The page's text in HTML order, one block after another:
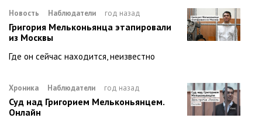
Новость Наблюдатели год назад
Григория Мельконьянца этапировали
из Москвы
Где он сейчас находится, неизвестно
Хроника Наблюдатели год назад
Суд над Григорием Мельконьянцем.
Онлайн